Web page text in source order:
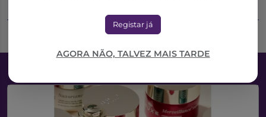
Registar já
AGORA NÃO, TALVEZ MAIS TARDE